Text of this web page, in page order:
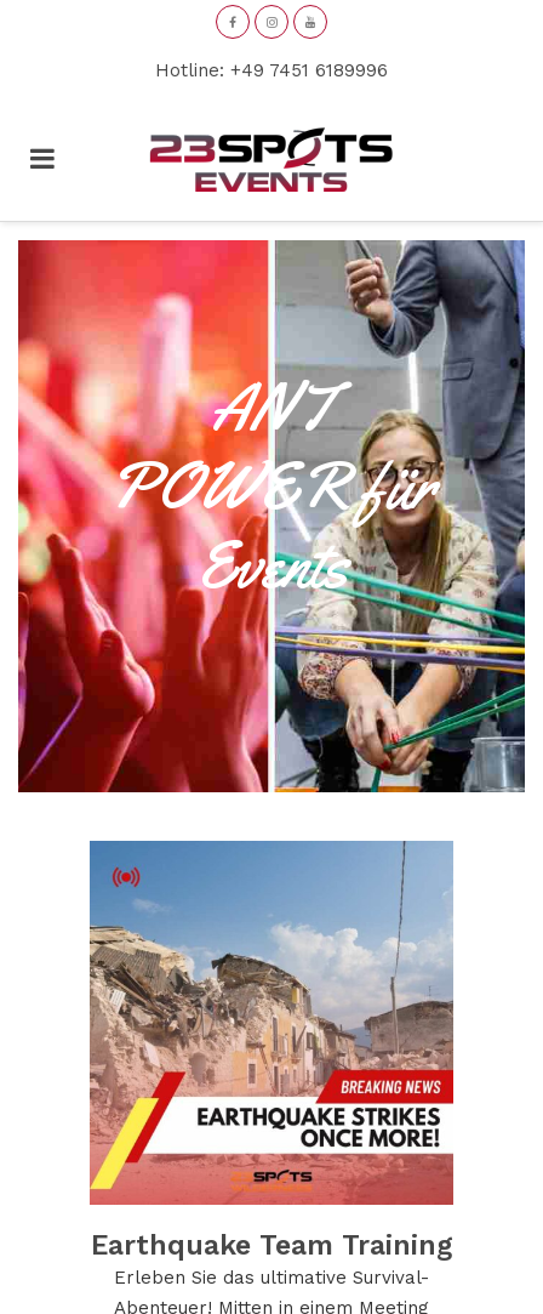
Hotline: +49 7451 6189996
ANT
POWER für
Events
Earthquake Team Training
Erleben Sie das ultimative Survival-
Abenteuer! Mitten in einem Meeting